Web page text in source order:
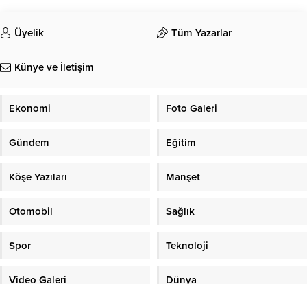
Üyelik Tüm Yazarlar
Künye ve İletişim
Ekonomi Foto Galeri
Gündem Eğitim
Köşe Yazıları Manşet
Otomobil Sağlık
Spor Teknoloji
Video Galeri Dünya